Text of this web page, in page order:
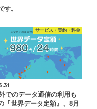
す。
サービス・契約・料金
でのデータ通信の利用も
『世界データ定額』、8月